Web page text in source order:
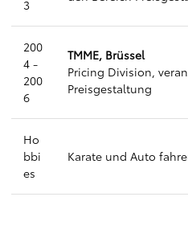
3
200
4 -
200
6
TMME, Brüssel
Pricing Division,
Preisgestaltung
Ho
bbi
es
Karate und Auto